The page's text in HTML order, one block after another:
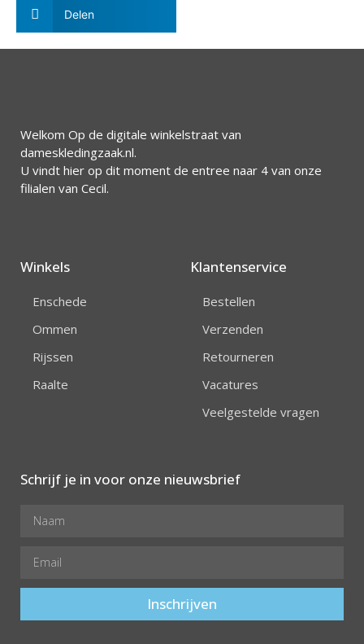
Delen
Welkom Op de digitale winkelstraat van
dameskledingzaak.nl.
U vindt hier op dit moment de entree naar 4 van onze
filialen van Cecil.
Winkels
Enschede
Ommen
Rijssen
Raalte
Klantenservice
Bestellen
Verzenden
Retourneren
Vacatures
Veelgestelde vragen
Schrijf je in voor onze nieuwsbrief
Inschrijven